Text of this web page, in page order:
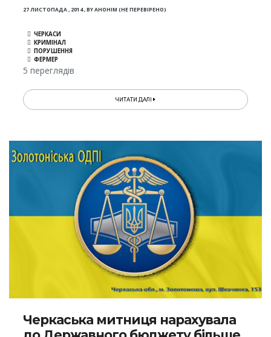
27 ЛИСТОПАДА , 2014,BYАНОНІМ (НЕ ПЕРЕВІРЕНО)
ЧЕРКАСИ
КРИМІНАЛ
ПОРУШЕННЯ
ФЕРМЕР
5 переглядів
ЧИТАТИ ДАЛІ
Черкаська митниця нарахувала